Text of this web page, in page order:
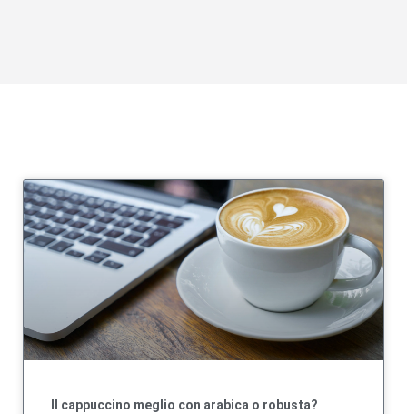
Il cappuccino meglio con arabica o robusta?